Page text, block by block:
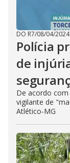
DO R7/08/04/2024
Polícia
de
De acordo
vigilante de
Atlético-MG